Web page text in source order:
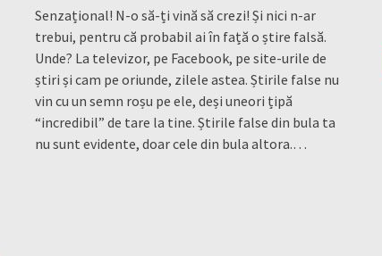
Senzațional! N-o să-ți vină să crezi! Și nici n-ar
trebui, pentru că probabil ai în față o știre falsă.
Unde? La televizor, pe Facebook, pe site-urile de
știri și cam pe oriunde, zilele astea. Știrile false nu
vin cu un semn roșu pe ele, deși uneori țipă
“incredibil” de tare la tine. Știrile false din bula ta
nu sunt evidente, doar cele din bula altora.…